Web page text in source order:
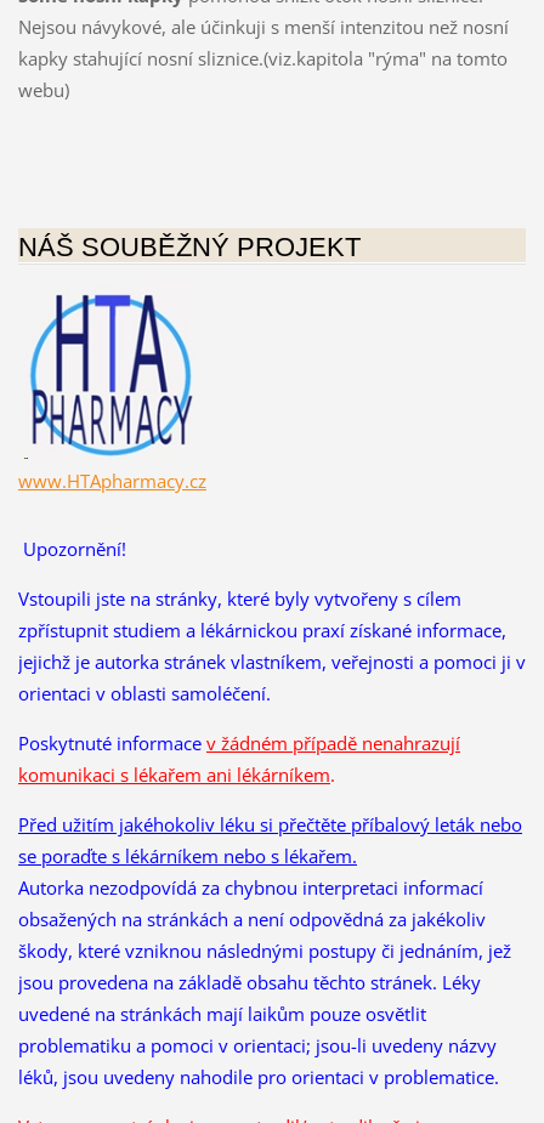
Nejsou návykové, ale účinkuji s menší intenzitou než nosní
kapky stahující nosní sliznice.(viz.kapitola "rýma" na tomto
webu)
NÁŠ SOUBĚŽNÝ PROJEKT
www.HTApharmacy.cz
Upozornění!
Vstoupili jste na stránky, které byly vytvořeny s cílem
zpřístupnit studiem a lékárnickou praxí získané informace,
jejichž je autorka stránek vlastníkem, veřejnosti a pomoci ji v
orientaci v oblasti samoléčení.
Poskytnuté informace v žádném případě nenahrazují
komunikaci s lékařem ani lékárníkem.
Před užitím jakéhokoliv léku si přečtěte příbalový leták nebo
se poraďte s lékárníkem nebo s lékařem.
Autorka nezodpovídá za chybnou interpretaci informací
obsažených na stránkách a není odpovědná za jakékoliv
škody, které vzniknou následnými postupy či jednáním, jež
jsou provedena na základě obsahu těchto stránek. Léky
uvedené na stránkách mají laikům pouze osvětlit
problematiku a pomoci v orientaci; jsou-li uvedeny názvy
léků, jsou uvedeny nahodile pro orientaci v problematice.